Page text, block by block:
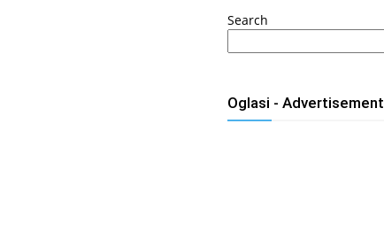
Search
Oglasi - Advertisement